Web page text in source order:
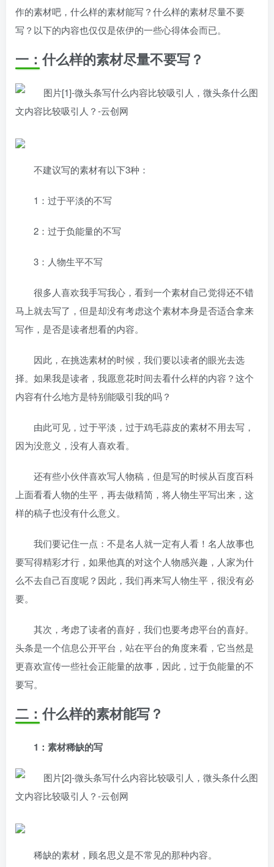
作的素材吧，什么样的素材能写？什么样的素材尽量不要
写？以下的内容也仅仅是依伊的一些心得体会而已。
一：什么样的素材尽量不要写？
不建议写的素材有以下3种：
1：过于平淡的不写
2：过于负能量的不写
3：人物生平不写
很多人喜欢我手写我心，看到一个素材自己觉得还不错
马上就去写了，但是却没有考虑这个素材本身是否适合拿来
写作，是否是读者想看的内容。
因此，在挑选素材的时候，我们要以读者的眼光去选
择。如果我是读者，我愿意花时间去看什么样的内容？这个
内容有什么地方是特别能吸引我的吗？
由此可见，过于平淡，过于鸡毛蒜皮的素材不用去写，
因为没意义，没有人喜欢看。
还有些小伙伴喜欢写人物稿，但是写的时候从百度百科
上面看看人物的生平，再去做精简，将人物生平写出来，这
样的稿子也没有什么意义。
我们要记住一点：不是名人就一定有人看！名人故事也
要写得精彩才行，如果他真的对这个人物感兴趣，人家为什
么不去自己百度呢？因此，我们再来写人物生平，很没有必
要。
其次，考虑了读者的喜好，我们也要考虑平台的喜好。
头条是一个信息公开平台，站在平台的角度来看，它当然是
更喜欢宣传一些社会正能量的故事，因此，过于负能量的不
要写。
二：什么样的素材能写？
1：素材稀缺的写
稀缺的素材，顾名思义是不常见的那种内容。